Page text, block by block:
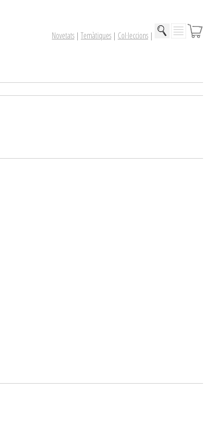
Novetats | Temàtiques | Col·leccions |